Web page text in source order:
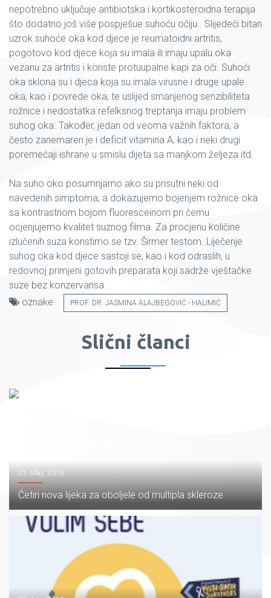
nepotrebno uključuje antibiotska i kortikosteroidna terapija
što dodatno još više pospješue suhoću očiju.. Slijedeći bitan
uzrok suhoće oka kod djece je reumatoidni artritis,
pogotovo kod djece koja su imala ili imaju upalu oka
vezanu za artritis i koriste protuupalne kapi za oči. Suhoći
oka sklona su i djeca koja su imala virusne i druge upale
oka, kao i povrede oka, te uslijed smanjenog senzibiliteta
rožnice i nedostatka refelksnog treptanja imaju problem
suhog oka. Također, jedan od veoma važnih faktora, a
često zanemaren je i deficit vitamina A, kao i neki drugi
poremećaji ishrane u smislu dijeta sa manjkom željeza itd.
Na suho oko posumnjamo ako su prisutni neki od
navedenih simptoma, a dokazujemo bojenjem rožnice oka
sa kontrastnom bojom fluoresceinom pri čemu
ocjenjujemo kvalitet suznog filma. Za procjenu količine
izlučenih suza koristimo se tzv. Širmer testom. Liječenje
suhog oka kod djece sastoji se, kao i kod odraslih, u
redovnoj primjeni gotovih preparata koji sadrže vještačke
suze bez konzervansa.
oznake:
PROF. DR. JASMINA ALAJBEGOVIĆ - HALIMIĆ
Slični članci
25. May. 2016.
Četiri nova lijeka za oboljele od multipla skleroze